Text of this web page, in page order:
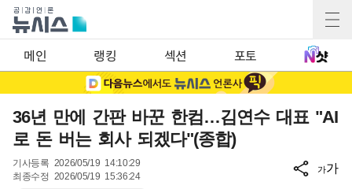
메인 랭킹 섹션 포토
36년 만에 간판 바꾼 한컴…김연수 대표 "AI
로 돈 버는 회사 되겠다"(종합)
기사등록 2026/05/19 14:10:29
최종수정 2026/05/19 15:36:24
가가